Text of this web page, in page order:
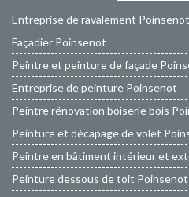
Entreprise de ravalement Poinsenot
Façadier Poinsenot
Peintre et peinture de façade
Entreprise de peinture Poinsenot
Peintre rénovation boiserie bois
Peinture et décapage de volet
Peintre en bâtiment intérieur et
Peinture dessous de toit Poinsenot